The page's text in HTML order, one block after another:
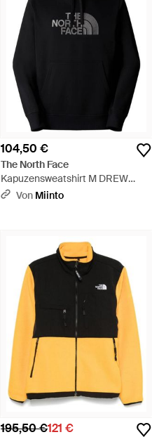
104,50 €
The North Face
Kapuzensweatshirt M DREW
PEAK REGULAR HOODIE (1-tlg) -
Von Miinto
195,50 €121 €